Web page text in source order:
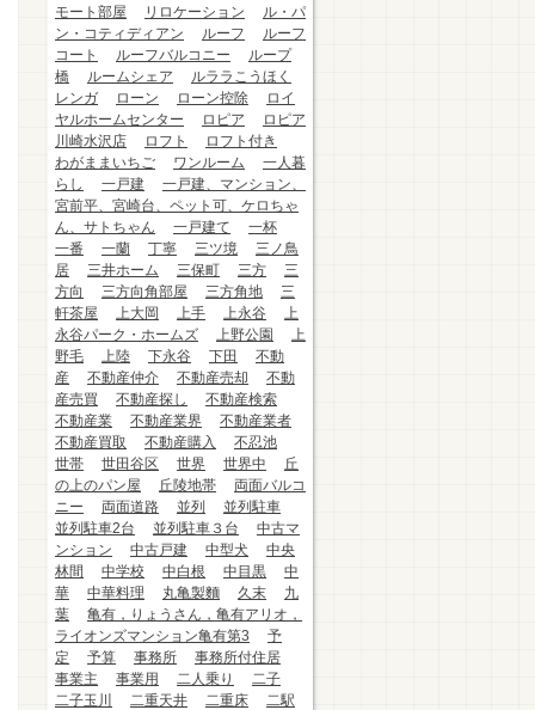
モート部屋
リロケーション
ル・パ
ン・コティディアン
ルーフ
ルーフ
コート
ルーフバルコニー
ループ
橋
ルームシェア
ルララこうほく
レンガ
ローン ローン控除
ロイ
ヤルホームセンター
ロピア
ロピア
川崎水沢店
ロフト
ロフト付き
わがままいちご
ワンルーム
一人暮
らし
一戸建
一戸建、マンション、
宮前平、宮崎台、ペット可、ケロちゃ
ん、サトちゃん
一戸建て
一杯
一番
一蘭 丁寧 三ツ境
三ノ鳥
居
三井ホーム 三保町 三方
三
方向
三方向角部屋 三方角地
三
軒茶屋
上大岡 上手 上永谷
上
永谷パーク・ホームズ
上野公園
上
野毛
上陸 下永谷 下田
不動
産
不動産仲介 不動産売却
不動
産売買
不動産探し
不動産検索
不動産業
不動産業界
不動産業者
不動産買取
不動産購入
不忍池
世帯
世田谷区 世界 世界中
丘
の上のパン屋
丘陵地帯
両面バルコ
ニー
両面道路 並列
並列駐車
並列駐車2台
並列駐車３台
中古マ
ンション
中古戸建 中型犬
中央
林間
中学校 中白根 中目黒
中
華
中華料理 丸亀製麵 久末
九
葉
亀有，りょうさん，亀有アリオ，
ライオンズマンション亀有第3
予
定
予算 事務所
事務所付住居
事業主
事業用 二人乗り
二子
二子玉川
二重天井 二重床
二駅